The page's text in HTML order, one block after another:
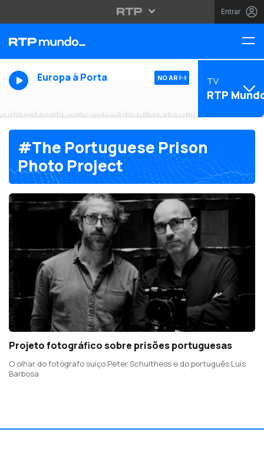
Entrar
Europa à Porta NO AR TV
RTP
#The Portuguese Prison
Photo Project
Projeto fotográfico sobre prisões portuguesas
O olhar do fotógrafo suíço Peter Schulthess e do português Luís
Barbosa